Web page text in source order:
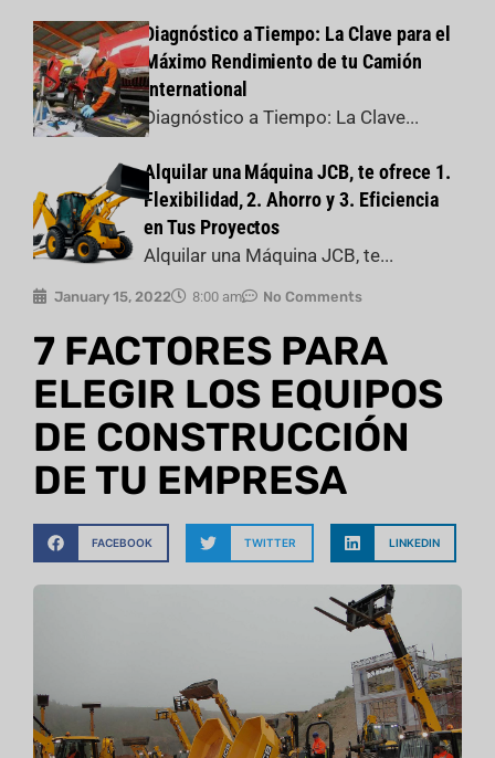
January 15, 2022 8:00 am No Comments
7 FACTORES PARA
ELEGIR LOS EQUIPOS
DE CONSTRUCCIÓN
DE TU EMPRESA
FACEBOOK TWITTER LINKEDIN
Diagnóstico a Tiempo: La Clave para el
Máximo Rendimiento de tu Camión
International
Diagnóstico a Tiempo: La Clave...
Alquilar una Máquina JCB, te ofrece 1.
Flexibilidad, 2. Ahorro y 3. Eficiencia
en Tus Proyectos
Alquilar una Máquina JCB, te...